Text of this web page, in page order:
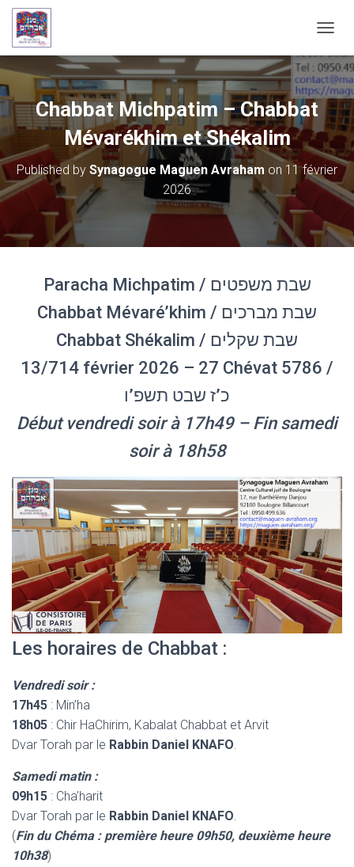
Chabbat Michpatim – Chabbat
Mévarékhim et Shékalim
Published by Synagogue Maguen Avraham on 11 février
2026
Paracha Michpatim / שבת משפטים
Chabbat Mévaré’khim / שבת מברכים
Chabbat Shékalim / שבת שקלים
13/714 février 2026 – 27 Chévat 5786 /
כ’ז שבט תשפ’ו
Début vendredi soir à 17h49 – Fin samedi
soir à 18h58
Les horaires de Chabbat :
Vendredi soir :
17h45 : Min’ha
18h05 : Chir HaChirim, Kabalat Chabbat et Arvit
Dvar Torah par le Rabbin Daniel KNAFO.
Samedi matin :
09h15 : Cha’harit
Dvar Torah par le Rabbin Daniel KNAFO.
(Fin du Chéma : première heure 09h50, deuxième heure
10h38)